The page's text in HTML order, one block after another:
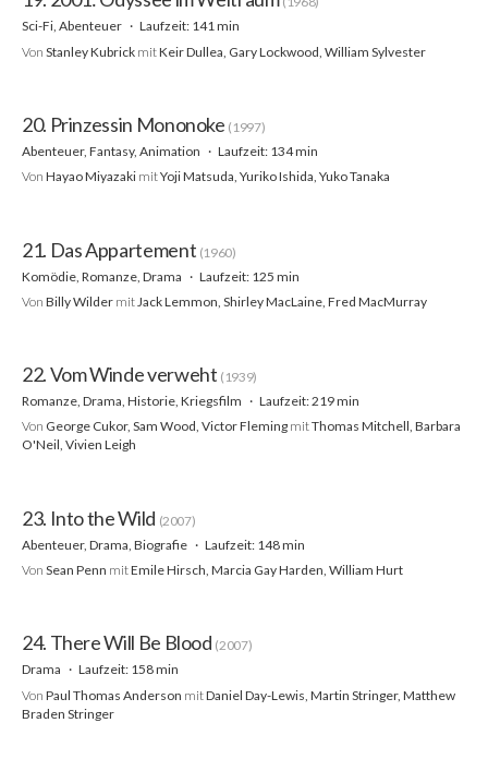
Sci-Fi, Abenteuer
Laufzeit: 141 min
Von Stanley Kubrick mitKeir Dullea, Gary Lockwood, William Sylvester
20. Prinzessin Mononoke (1997)
Abenteuer, Fantasy, Animation
Laufzeit: 134 min
Von Hayao Miyazaki mitYoji Matsuda, Yuriko Ishida, Yuko Tanaka
21. Das Appartement (1960)
Komödie, Romanze, Drama
Laufzeit: 125 min
Von Billy Wilder mit Jack Lemmon, Shirley MacLaine, Fred MacMurray
22. Vom Winde verweht (1939)
Romanze, Drama, Historie, Kriegsfilm
Laufzeit: 219 min
Von George Cukor, Sam Wood, Victor Fleming mitThomas Mitchell, Barbara
O'Neil, Vivien Leigh
23. Into the Wild (2007)
Abenteuer, Drama, Biografie
Laufzeit: 148 min
Von Sean Penn mitEmile Hirsch, Marcia Gay Harden, William Hurt
24. There Will Be Blood (2007)
Drama
Laufzeit: 158 min
Von Paul Thomas Anderson mitDaniel Day-Lewis, Martin Stringer, Matthew
Braden Stringer